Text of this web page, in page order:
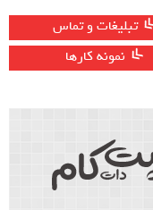
تبلیغات و تماس
نمونه کارها